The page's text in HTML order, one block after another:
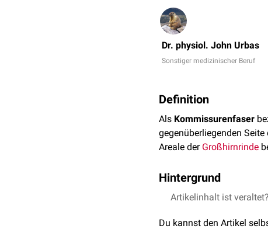
Dr. physiol. John Urbas
Sonstiger medizinischer Beruf
Definition
Als Kommissurenfaser
gegenüberliegenden Seite
Areale der Großhirnrinde
Hintergrund
Die Kommissurenfasern
Artikelinhalt ist veraltet?
Du kannst den Artikel